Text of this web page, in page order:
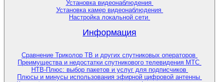
Установка видеонаблюдения
Установка камер видеонаблюдения
Настройка локальной сети
Информация
Сравнение Триколор ТВ и других спутниковых операторов
Преимущества и недостатки спутникового телевидения МТС
НТВ-Плюс: выбор пакетов и услуг для подписчиков
Плюсы и минусы использования эфирной цифровой антенны